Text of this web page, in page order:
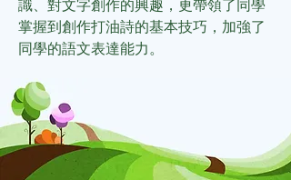
識、對文字創作的興趣，更帶領了同學
掌握到創作打油詩的基本技巧，加強了
同學的語文表達能力。